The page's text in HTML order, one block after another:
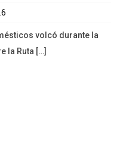
volcó durante la
la Ruta […]